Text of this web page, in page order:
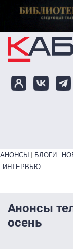
Перейти к
Primary links bottom
АНОНСЫ БЛОГИ
ИНТЕРВЬЮ
Анонсы
осень